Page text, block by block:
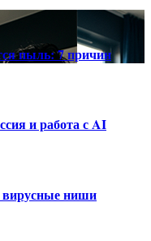
пыль: 7 причин
и работа с AI
вирусные ниши